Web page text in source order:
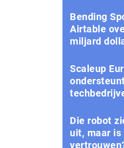
Bending
Airtable
miljard
Scaleup
Die robot
uit, maar